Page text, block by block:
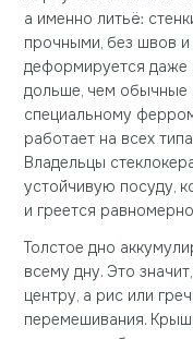
а именно литьё:
прочными, без швов и
деформируется даже
дольше, чем обычные
специальному
работает на всех
Владельцы
устойчивую посуду,
и греется
Толстое дно
всему дну. Это
центру, а рис или
перемешивания.